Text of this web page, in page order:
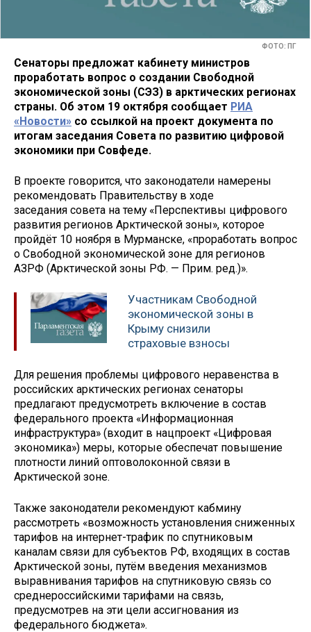
ФОТО: ПГ
Сенаторы предложат кабинету министров
проработать вопрос о создании Свободной
экономической зоны (СЭЗ) в арктических регионах
страны. Об этом 19 октября сообщает РИА
«Новости» со ссылкой на проект документа по
итогам заседания Совета по развитию цифровой
экономики при Совфеде.
В проекте говорится, что законодатели намерены
рекомендовать Правительству в ходе
заседания совета на тему «Перспективы цифрового
развития регионов Арктической зоны», которое
пройдёт 10 ноября в Мурманске, «проработать вопрос
о Свободной экономической зоне для регионов
АЗРФ (Арктической зоны РФ. — Прим. ред.)».
Участникам Свободной
экономической зоны в
Крыму снизили
страховые взносы
Для решения проблемы цифрового неравенства в
российских арктических регионах сенаторы
предлагают предусмотреть включение в состав
федерального проекта «Информационная
инфраструктура» (входит в нацпроект «Цифровая
экономика») меры, которые обеспечат повышение
плотности линий оптоволоконной связи в
Арктической зоне.
Также законодатели рекомендуют кабмину
рассмотреть «возможность установления сниженных
тарифов на интернет-трафик по спутниковым
каналам связи для субъектов РФ, входящих в состав
Арктической зоны, путём введения механизмов
выравнивания тарифов на спутниковую связь со
среднероссийскими тарифами на связь,
предусмотрев на эти цели ассигнования из
федерального бюджета».